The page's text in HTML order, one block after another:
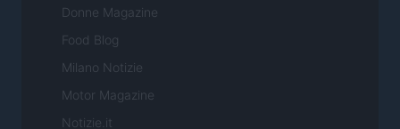
Donne Magazine
Food Blog
Milano Notizie
Motor Magazine
Notizie.it